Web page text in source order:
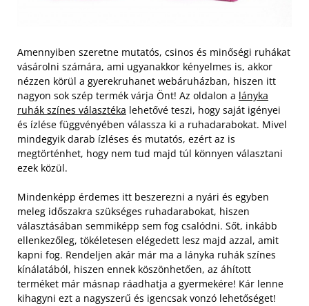
Amennyiben szeretne mutatós, csinos és minőségi ruhákat
vásárolni számára, ami ugyanakkor kényelmes is, akkor
nézzen körül a gyerekruhanet webáruházban, hiszen itt
nagyon sok szép termék várja Önt! Az oldalon a lányka
ruhák színes választéka lehetővé teszi, hogy saját igényei
és ízlése függvényében válassza ki a ruhadarabokat. Mivel
mindegyik darab ízléses és mutatós, ezért az is
megtörténhet, hogy nem tud majd túl könnyen választani
ezek közül.
Mindenképp érdemes itt beszerezni a nyári és egyben
meleg időszakra szükséges ruhadarabokat, hiszen
választásában semmiképp sem fog csalódni. Sőt, inkább
ellenkezőleg, tökéletesen elégedett lesz majd azzal, amit
kapni fog. Rendeljen akár már ma a lányka ruhák színes
kínálatából, hiszen ennek köszönhetően, az áhított
terméket már másnap ráadhatja a gyermekére! Kár lenne
kihagyni ezt a nagyszerű és igencsak vonzó lehetőséget!